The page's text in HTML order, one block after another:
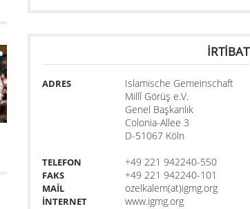
8. Delegiertenversammlung -
İRTİBAT
ADRES
Islamische Gemeinschaft
Millî Görüş e.V.
Genel Başkanlık
Colonia-Allee 3
D-51067 Köln
TELEFON +49 221 942240-550
FAKS +49 221 942240-101
MAİL ozelkalem(at)igmg.org
İNTERNET www.igmg.org